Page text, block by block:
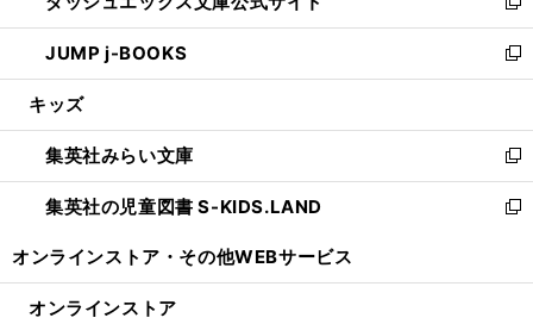
ウ
で
開
ィ
ン
ド
ウ
開
く
い
ウ
ィ
ン
ウ
で
開
く
新
し
い
ウ
ン
ド
ウ
で
JUMP j-BOOKS
新
し
ウ
ィ
ン
ド
開
キッズ
集英社みらい文庫
新
し
い
ン
集英社の児童図書 S-KIDS.LAND
新
ウ
オンラインストア・ その他WEBサービス
オンラインストア